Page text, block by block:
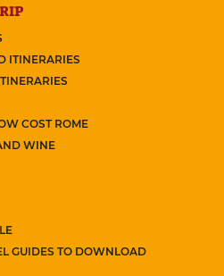
ITINERARIES
COST ROME
WINE
GUIDES TO DOWNLOAD